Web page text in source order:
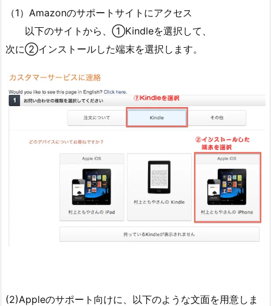
（1）Amazonのサポートサイトにアクセス
以下のサイトから、①Kindleを選択して、
次に②インストールした端末を選択します。
(2)Appleのサポート向けに、以下のような文面を用意しま